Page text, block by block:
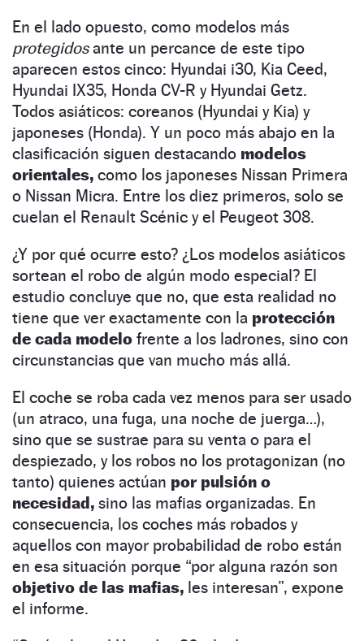
En el lado opuesto, como modelos más
protegidosante un percance de este tipo
aparecen estos cinco: Hyundai i30, Kia Ceed,
Hyundai IX35, Honda CV-R y Hyundai Getz.
Todos asiáticos: coreanos (Hyundai y Kia) y
japoneses (Honda). Y un poco más abajo en la
clasificación siguen destacando modelos
orientales, como los japoneses Nissan Primera
o Nissan Micra. Entre los diez primeros, solo se
cuelan el Renault Scénic y el Peugeot 308.
¿Y por qué ocurre esto? ¿Los modelos asiáticos
sortean el robo de algún modo especial? El
estudio concluye que no, que esta realidad no
tiene que ver exactamente con la protección
de cada modelo frente a los ladrones, sino con
circunstancias que van mucho más allá.
El coche se roba cada vez menos para ser usado
(un atraco, una fuga, una noche de juerga…),
sino que se sustrae para su venta o para el
despiezado, y los robos no los protagonizan (no
tanto) quienes actúan por pulsión o
necesidad, sino las mafias organizadas. En
consecuencia, los coches más robados y
aquellos con mayor probabilidad de robo están
en esa situación porque “por alguna razón son
objetivo de las mafias, les interesan”, expone
el informe.